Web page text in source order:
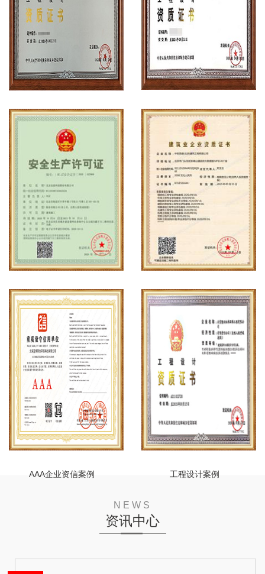
工程设计资质案例 工程设计资质案例
安全生产许可证案例 建筑企业资质案例
AAA企业资信案例 工程设计案例
NEWS
资讯中心